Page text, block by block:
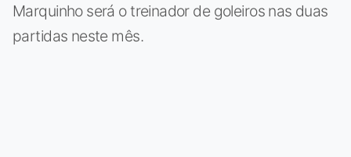
Marquinho será o treinador de goleiros nas duas
partidas neste mês.